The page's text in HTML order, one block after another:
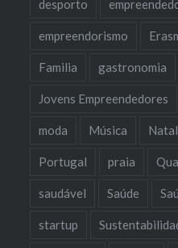
desporto
empreendorismo
Familia gastronomia
Jovens Empreendedores
moda Música Natal
Portugal praia
saudável Saúde
startup